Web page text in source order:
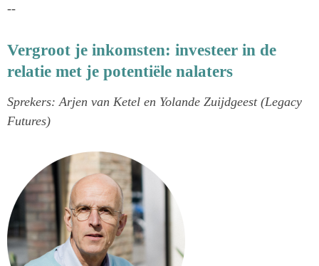
--
Vergroot je inkomsten: investeer in de
relatie met je potentiële nalaters
Sprekers: Arjen van Ketel en Yolande Zuijdgeest (Legacy
Futures)